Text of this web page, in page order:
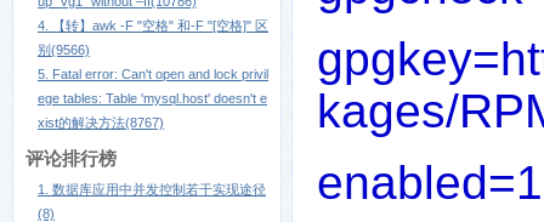
4. 【转】awk -F "空格" 和-F "[空格]" 区
别(9566)
5. Fatal error: Can't open and lock privil
ege tables: Table 'mysql.host' doesn't e
xist的解决方法(8767)
评论排行榜
1. 数据库应用中并发控制若干实现途径
(8)
kages/
enabled=1